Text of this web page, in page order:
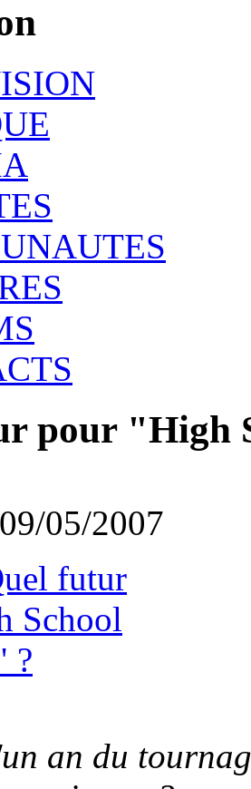
pour "High
05/2007
an du